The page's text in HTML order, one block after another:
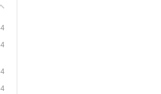
4
4
4
4